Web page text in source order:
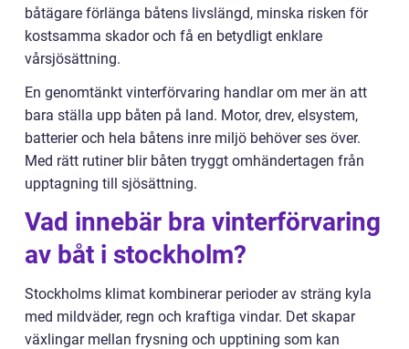
båtägare förlänga båtens livslängd, minska risken för
kostsamma skador och få en betydligt enklare
vårsjösättning.
En genomtänkt vinterförvaring handlar om mer än att
bara ställa upp båten på land. Motor, drev, elsystem,
batterier och hela båtens inre miljö behöver ses över.
Med rätt rutiner blir båten tryggt omhändertagen från
upptagning till sjösättning.
Vad innebär bra vinterförvaring
av båt i stockholm?
Stockholms klimat kombinerar perioder av sträng kyla
med mildväder, regn och kraftiga vindar. Det skapar
växlingar mellan frysning och upptining som kan